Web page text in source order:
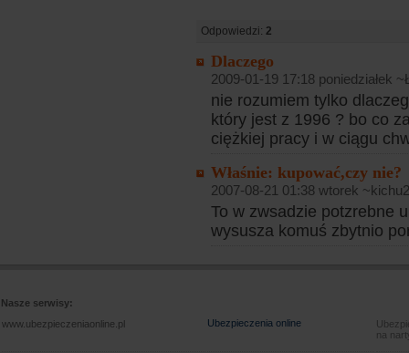
Odpowiedzi: 2
Dlaczego
2009-01-19 17:18 poniedziałek
nie rozumiem tylko
który jest z 1996 ? bo co
ciężkiej pracy i w ciągu
Właśnie: kupować,czy nie?
2007-08-21 01:38 wtorek
To w zwsadzie potzrebne
wysusza komuś zbytnio
Nasze serwisy:
www.ubezpieczeniaonline.pl
Ubezpieczenia online
na